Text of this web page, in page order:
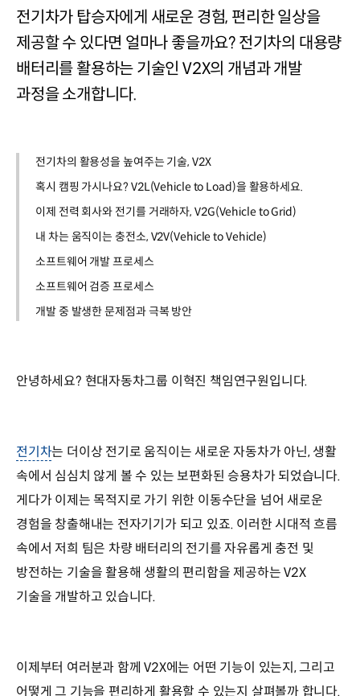
전기차가 탑승자에게 새로운 경험, 편리한 일상을
제공할 수 있다면 얼마나 좋을까요? 전기차의 대용량
배터리를 활용하는 기술인 V2X의 개념과 개발
과정을 소개합니다.
전기차의 활용성을 높여주는 기술, V2X
혹시 캠핑 가시나요? V2L(Vehicle to Load)을 활용하세요.
이제 전력 회사와 전기를 거래하자, V2G(Vehicle to Grid)
내 차는 움직이는 충전소, V2V(Vehicle to Vehicle)
소프트웨어 개발 프로세스
소프트웨어 검증 프로세스
개발 중 발생한 문제점과 극복 방안
안녕하세요? 현대자동차그룹 이혁진 책임연구원입니다.
전기차는 더이상 전기로 움직이는 새로운 자동차가 아닌, 생활
속에서 심심치 않게 볼 수 있는 보편화된 승용차가 되었습니다.
게다가 이제는 목적지로 가기 위한 이동수단을 넘어 새로운
경험을 창출해내는 전자기기가 되고 있죠. 이러한 시대적 흐름
속에서 저희 팀은 차량 배터리의 전기를 자유롭게 충전 및
방전하는 기술을 활용해 생활의 편리함을 제공하는 V2X
기술을 개발하고 있습니다.
이제부터 여러분과 함께 V2X에는 어떤 기능이 있는지, 그리고
어떻게 그 기능을 편리하게 활용할 수 있는지 살펴볼까 합니다.